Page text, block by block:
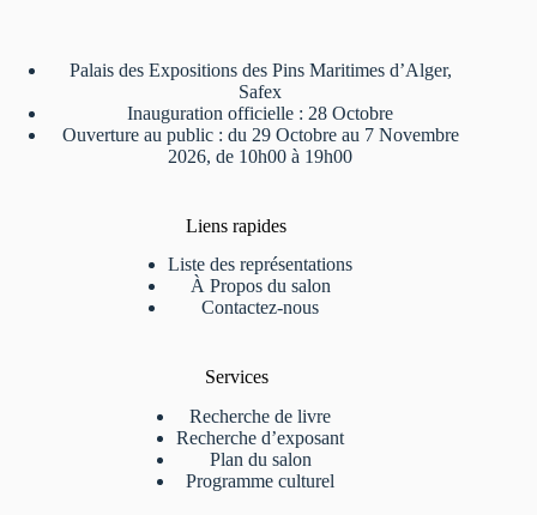
Palais des Expositions des Pins Maritimes d’Alger,
Safex
Inauguration officielle : 28 Octobre
Ouverture au public : du 29 Octobre au 7 Novembre
2026, de 10h00 à 19h00
Liens rapides
Liste des représentations
À Propos du salon
Contactez-nous
Services
Recherche de livre
Recherche d’exposant
Plan du salon
Programme culturel